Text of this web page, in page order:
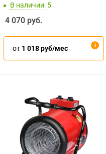
В наличии: 5
4 070 руб.
от 1 018 руб/мес